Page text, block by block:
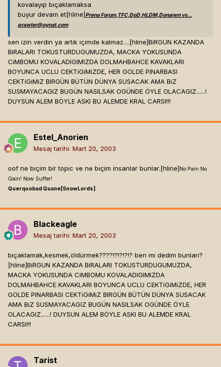
kovalayıp bıçaklamaksa
buyur devam et[hline]Prena Forum,TFC,DoD,HLDM,Donanım vs...
prawler@oynat.com
sen izin verdin ya artık içimde kalmaz....[hline]BiRGUN KAZANDA
BiRALARI TOKUSTURDUGUMUZDA, MACKA YOKUSUNDA
CiMBOMU KOVALADIGIMIZDA DOLMAHBAHCE KAVAKLARI
BOYUNCA UCLU CEKTiGiMiZDE, HER GOLDE PINARBASI
CEKTiGiMiZ BIRGÜN BÜTÜN DÜNYA SUSACAK AMA BiZ
SUSMAYACAGIZ BUGÜN NASILSAK OGÜNDE ÖYLE OLACAGIZ......!
DUYSUN ALEM BÖYLE ASKI BU ALEMDE KRAL CARSI!!!
Estel_Anorien
Mesaj tarihi: Mart 20, 2003
oof ne biçim bir topic ve ne biçim insanlar bunlar.[hline] No Pain No
Gain! Now Suffer!
Querquobad Quane[SnowLords]
Blackeagle
Mesaj tarihi: Mart 20, 2003
bıçaklamak,kesmek,öldürmek????!?!?!?!? ben mi dedim bunları?
[hline]BiRGUN KAZANDA BiRALARI TOKUSTURDUGUMUZDA,
MACKA YOKUSUNDA CiMBOMU KOVALADIGIMIZDA
DOLMAHBAHCE KAVAKLARI BOYUNCA UCLU CEKTiGiMiZDE, HER
GOLDE PINARBASI CEKTiGiMiZ BIRGÜN BÜTÜN DÜNYA SUSACAK
AMA BiZ SUSMAYACAGIZ BUGÜN NASILSAK OGÜNDE ÖYLE
OLACAGIZ......! DUYSUN ALEM BÖYLE ASKI BU ALEMDE KRAL
CARSI!!!
Tarist